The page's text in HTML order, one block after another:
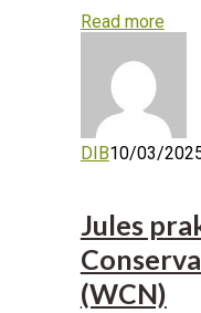
Read more
DIB10/03/
Jules
(WCN)